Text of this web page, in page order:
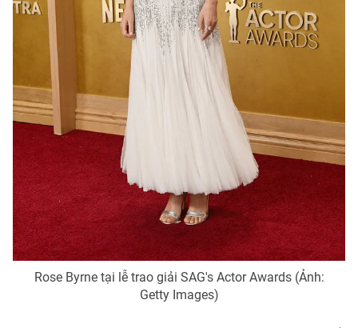
Giấy phép hoạt động báo in và báo điện tử số 483/GP-BTTTT
cấp ngày 29/12/2023
Tổng Biên tập:
Vũ Thanh Thủy
Phó Tổng Biên tập:
Nguyễn Thị Mỹ Hạnh, Phạm Quốc Thắng,
Nguyễn Trọng Ninh
Tổng đài VTV:024.38 355 931 - 024.38 355 932
Ðiện thoại Thời báo VTV:
Email:
toasoan@vtv.vn
Liên hệ quảng cáo:024-7300.7108
Rose Byrne tại lễ trao giải SAG's Actor Awards (Ảnh:
Getty Images)